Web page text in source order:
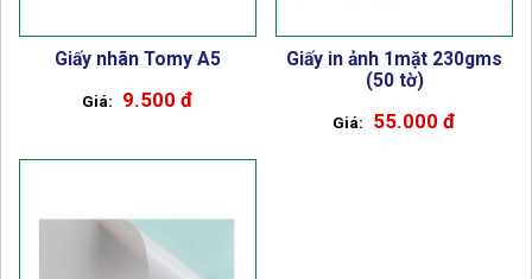
Giấy nhãn Tomy A5
9.500 đ
Giấy in ảnh 1mặt 230gms
(50 tờ)
55.000 đ